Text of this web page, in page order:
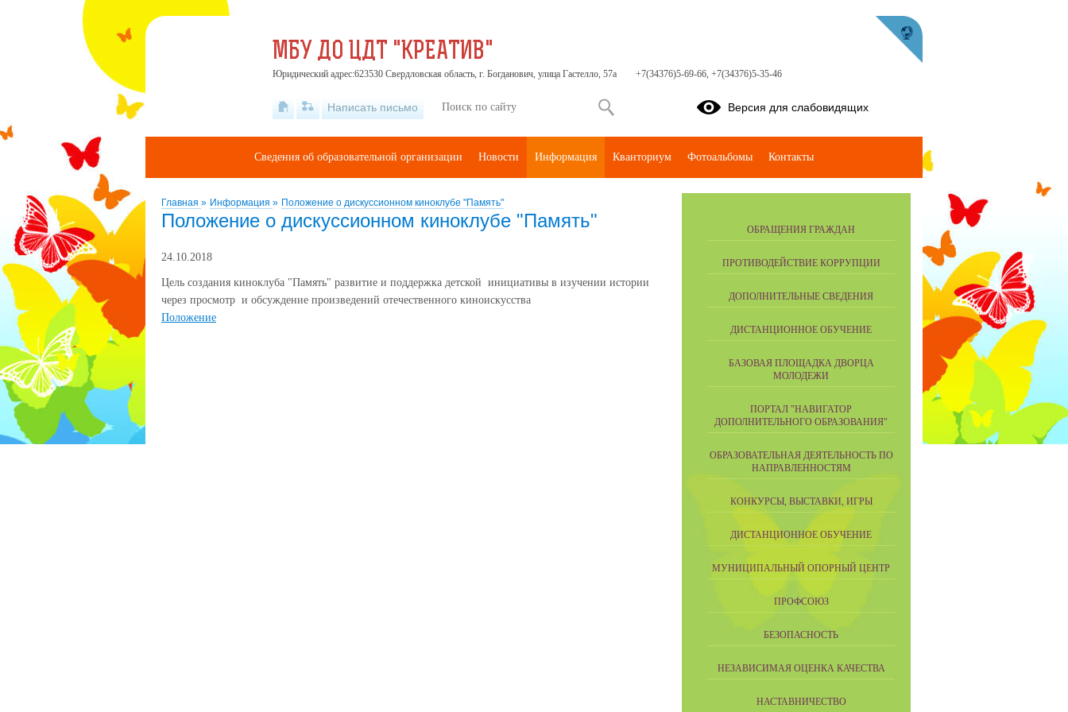
Главная » Информация » Положение о дискуссионном киноклубе "Память"
Положение о дискуссионном киноклубе "Память"
24.10.2018
Цель создания киноклуба "Память" развитие и поддержка детской инициативы в изучении истории
через просмотр и обсуждение произведений отечественного киноискусства
Положение
ОБРАЩЕНИЯ ГРАЖДАН
ПРОТИВОДЕЙСТВИЕ КОРРУПЦИИ
ДОПОЛНИТЕЛЬНЫЕ СВЕДЕНИЯ
ДИСТАНЦИОННОЕ ОБУЧЕНИЕ
БАЗОВАЯ ПЛОЩАДКА ДВОРЦА
МОЛОДЕЖИ
ПОРТАЛ "НАВИГАТОР
ДОПОЛНИТЕЛЬНОГО ОБРАЗОВАНИЯ"
ОБРАЗОВАТЕЛЬНАЯ ДЕЯТЕЛЬНОСТЬ ПО
НАПРАВЛЕННОСТЯМ
КОНКУРСЫ, ВЫСТАВКИ, ИГРЫ
ДИСТАНЦИОННОЕ ОБУЧЕНИЕ
МУНИЦИПАЛЬНЫЙ ОПОРНЫЙ ЦЕНТР
ПРОФСОЮЗ
БЕЗОПАСНОСТЬ
НЕЗАВИСИМАЯ ОЦЕНКА КАЧЕСТВА
НАСТАВНИЧЕСТВО
МБУ ДО ЦДТ "КРЕАТИВ"
Юридический адрес:623530 Свердловская область, г. Богданович, улица Гастелло, 57а +7(34376)5-69-66, +7(34376)5-35-46
Написать письмо Версия для слабовидящих
Сведения об образовательной организации Новости Информация Кванториум Фотоальбомы Контакты